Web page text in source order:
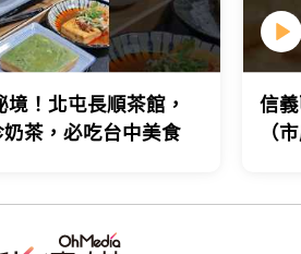
！北屯長順茶館，
茶，必吃台中美食
信
（